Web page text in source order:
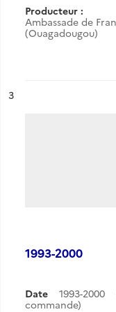
Producteur :
Ambassade de
(Ouagadougou)
n°
3
1993-2000
Date 1993-2000
commande)